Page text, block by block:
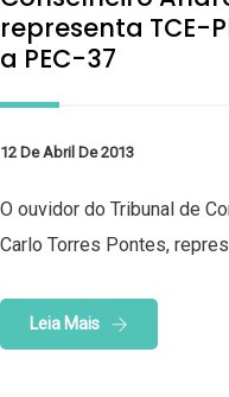
representa TCE-
a PEC-37
12 De Abril De 2013
O ouvidor do Tribunal de
Carlo Torres Pontes,
Leia Mais